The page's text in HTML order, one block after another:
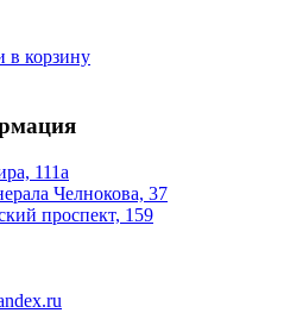
в корзину
111а
Челнокова, 37
проспект, 159